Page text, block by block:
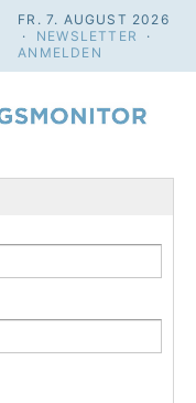
FR. 7. AUGUST 2026
· NEWSLETTER
·
ANMELDEN